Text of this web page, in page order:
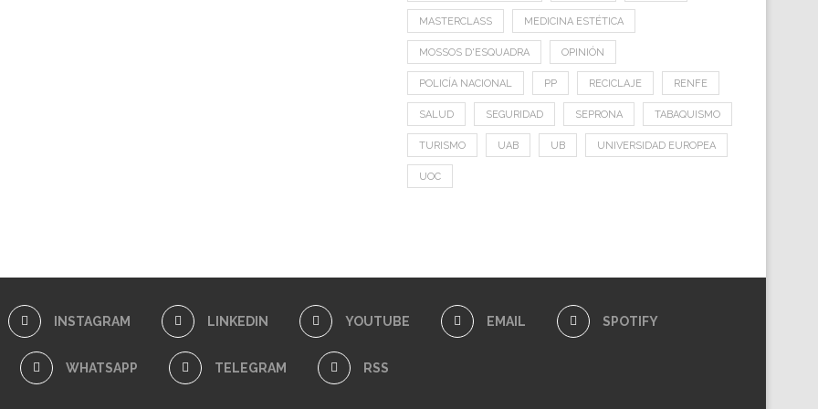
MASTERCLASS MEDICINA ESTÉTICA
MOSSOS D'ESQUADRA OPINIÓN
POLICÍA NACIONAL PP RECICLAJE RENFE
SALUD SEGURIDAD SEPRONA TABAQUISMO
TURISMO UAB UB UNIVERSIDAD EUROPEA
UOC
INSTAGRAM LINKEDIN YOUTUBE EMAIL SPOTIFY
WHATSAPP TELEGRAM RSS